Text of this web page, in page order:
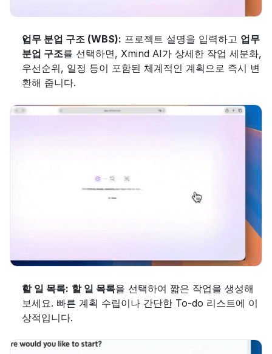
업무 분업 구조 (WBS): 프로젝트 설명을 입력하고 업무
분업 구조를 선택하면, Xmind AI가 상세한 작업 세분화,
우선순위, 일정 등이 포함된 체계적인 계획으로 즉시 변
환해 줍니다.
할 일 목록: 할 일 목록을 선택하여 짧은 작업을 생성해
보세요. 빠른 계획 수립이나 간단한 To-do 리스트에 이
상적입니다.